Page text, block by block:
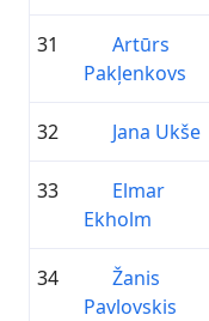
31
Artūrs
Pakļenkovs
32 Jana Ukše
33
Elmar
Ekholm
34
Žanis
Pavlovskis